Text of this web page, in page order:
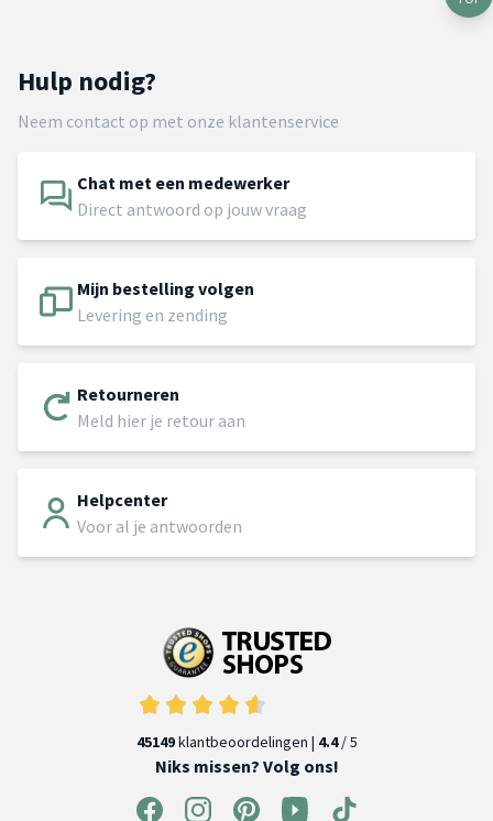
Hulp nodig?
Neem contact op met onze klantenservice
Chat met een medewerker
Direct antwoord op jouw vraag
Mijn bestelling volgen
Levering en zending
Retourneren
Meld hier je retour aan
Helpcenter
Voor al je antwoorden
45149klantbeoordelingen | 4.4/ 5
Niks missen? Volg ons!